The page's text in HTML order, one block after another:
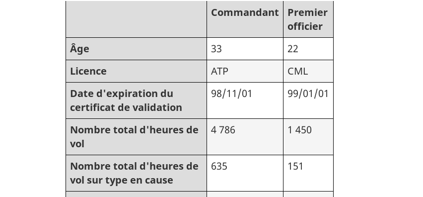
Commandant
Premier
officier
Âge
33
22
Licence
ATP
CML
Date d'expiration du
certificat de validation
98/11/01 99/01/01
Nombre total d'heures de
vol
4 786 1 450
Nombre total d'heures de
vol sur type en cause
635 151